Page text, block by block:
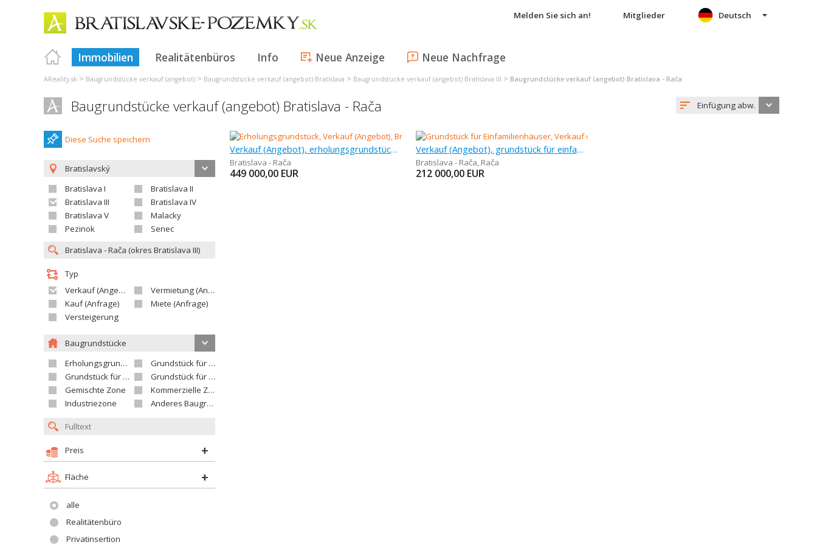
Melden Sie sich an! Mitglieder
Immobilien Realitätenbüros Info Neue Anzeige Neue Nachfrage
Deutsch
AReality.sk > Baugrundstücke verkauf (angebot) > Baugrundstücke verkauf (angebot) Bratislava > Baugrundstücke verkauf (angebot) Bratislava III > Baugrundstücke verkauf (angebot) Bratislava - Rača
Baugrundstücke verkauf (angebot) Bratislava - Rača Einfügung abw.
Diese Suche speichern
Bratislavský
Bratislava I
Bratislava II
Bratislava III
Bratislava IV
Bratislava V
Malacky
Pezinok
Senec
Typ
Verkauf (Angebot)
Vermietung (Angebot)
Kauf (Anfrage)
Miete (Anfrage)
Versteigerung
Baugrundstücke
Erholungsgrundstück
Grundstück für Einfamilienhäuser
Grundstück für Wohnhäuser
Grundstück für Versorgungseinrichtungen
Gemischte Zone
Kommerzielle Zone
Industriezone
Anderes Baugrundstück
Preis
Fläche
alle
Realitätenbüro
Privatinsertion
Verkauf (Angebot), erholungsgrundstück, 3 381 m
Bratislava - Rača
449 000,00 EUR
Verkauf (Angebot), grundstück für einfamilienhäuser
Bratislava - Rača, Rača
212 000,00 EUR